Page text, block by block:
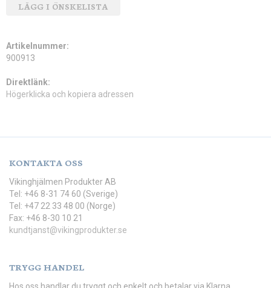
LÄGG I ÖNSKELISTA
Artikelnummer:
900913
Direktlänk:
Högerklicka och kopiera adressen
KONTAKTA OSS
Vikinghjälmen Produkter AB
Tel: +46 8-31 74 60 (Sverige)
Tel: +47 22 33 48 00 (Norge)
Fax: +46 8-30 10 21
kundtjanst@vikingprodukter.se
TRYGG HANDEL